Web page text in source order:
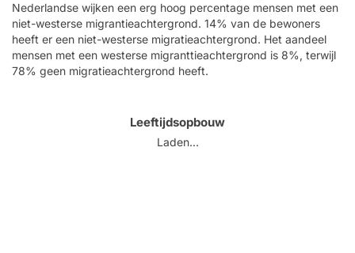
Nederlandse wijken een erg hoog percentage mensen met een
niet-westerse migrantieachtergrond. 14% van de bewoners
heeft er een niet-westerse migratieachtergrond. Het aandeel
mensen met een westerse migranttieachtergrond is 8%, terwijl
78% geen migratieachtergrond heeft.
Leeftijdsopbouw
Laden...